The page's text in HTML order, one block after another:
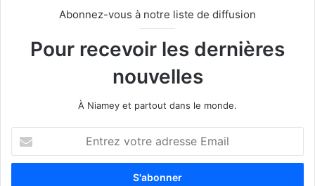
Abonnez-vous à notre liste de diffusion
Pour recevoir les dernières
nouvelles
À Niamey et partout dans le monde.
t